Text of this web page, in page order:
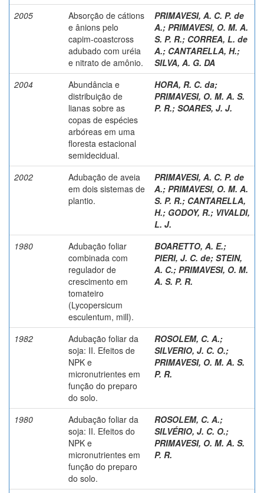
2005
Absorção de cátions
e ânions pelo
capim-coastcross
adubado com uréia
e nitrato de amônio.
PRIMAVESI, A. C. P. de
A.; PRIMAVESI, O. M. A.
S. P. R.; CORREA, L. de
A.; CANTARELLA, H.;
SILVA, A. G. DA
2004
Abundância e
distribuição de
lianas sobre as
copas de espécies
arbóreas em uma
floresta estacional
semidecidual.
HORA, R. C. da;
PRIMAVESI, O. M. A. S.
P. R.; SOARES, J. J.
2002
Adubação de aveia
em dois sistemas de
plantio.
PRIMAVESI, A. C. P. de
A.; PRIMAVESI, O. M. A.
S. P. R.; CANTARELLA,
H.; GODOY, R.; VIVALDI,
L. J.
1980
Adubação foliar
combinada com
regulador de
crescimento em
tomateiro
(Lycopersicum
esculentum, mill).
BOARETTO, A. E.;
PIERI, J. C. de; STEIN,
A. C.; PRIMAVESI, O. M.
A. S. P. R.
1982
Adubação foliar da
soja: II. Efeitos de
NPK e
micronutrientes em
função do preparo
do solo.
ROSOLEM, C. A.;
SILVERIO, J. C. O.;
PRIMAVESI, O. M. A. S.
P. R.
1980
Adubação foliar da
soja: II. Efeitos do
NPK e
micronutrientes em
função do preparo
do solo.
ROSOLEM, C. A.;
SILVÉRIO, J. C. O.;
PRIMAVESI, O. M. A. S.
P. R.